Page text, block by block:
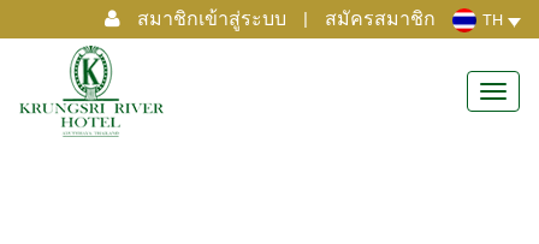
สมาชิกเข้าสู่ระบบ | สมัครสมาชิก TH